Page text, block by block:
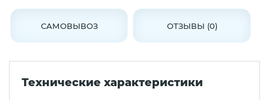
САМОВЫВОЗ ОТЗЫВЫ (0)
Технические характеристики